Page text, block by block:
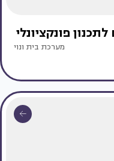
פונקציונלי
מערכת בית ונוי